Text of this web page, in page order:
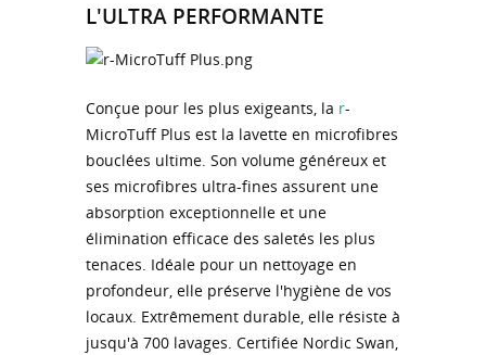
L'ULTRA PERFORMANTE
Conçue pour les plus exigeants, la r-
MicroTuff Plus est la lavette en microfibres
bouclées ultime. Son volume généreux et
ses microfibres ultra-fines assurent une
absorption exceptionnelle et une
élimination efficace des saletés les plus
tenaces. Idéale pour un nettoyage en
profondeur, elle préserve l'hygiène de vos
locaux. Extrêmement durable, elle résiste à
jusqu'à 700 lavages. Certifiée Nordic Swan,